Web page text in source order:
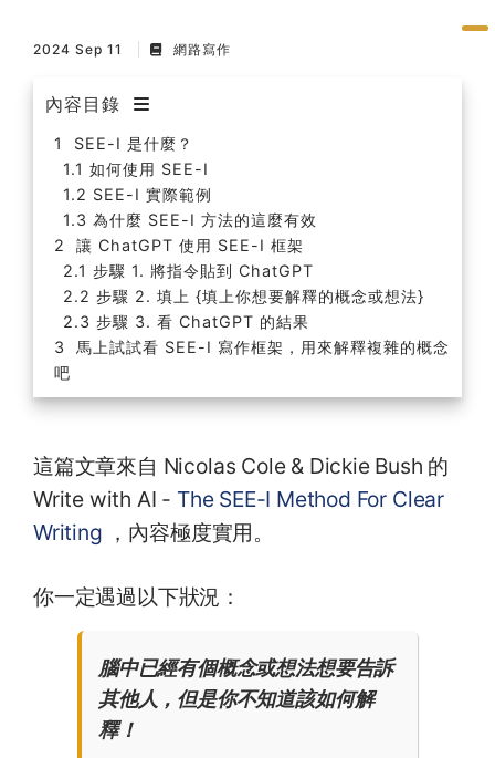
2024 Sep 11 網路寫作
內容目錄
SEE-I 是什麼？
如何使用 SEE-I
SEE-I 實際範例
為什麼 SEE-I 方法的這麼有效
讓 ChatGPT 使用 SEE-I 框架
步驟 1. 將指令貼到 ChatGPT
步驟 2. 填上 {填上你想要解釋的概念或想法}
步驟 3. 看 ChatGPT 的結果
馬上試試看 SEE-I 寫作框架，用來解釋複雜的概念
吧
這篇文章來自 Nicolas Cole & Dickie Bush 的
Write with AI - The SEE-I Method For Clear
Writing ，內容極度實用。
你一定遇過以下狀況：
腦中已經有個概念或想法想要告訴
其他人，但是你不知道該如何解
釋！